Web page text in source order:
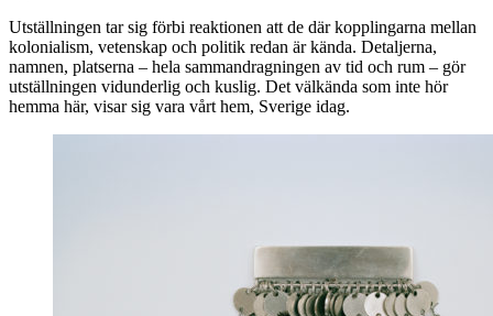
Utställningen tar sig förbi reaktionen att de där kopplingarna mellan
kolonialism, vetenskap och politik redan är kända. Detaljerna,
namnen, platserna – hela sammandragningen av tid och rum – gör
utställningen vidunderlig och kuslig. Det välkända som inte hör
hemma här, visar sig vara vårt hem, Sverige idag.